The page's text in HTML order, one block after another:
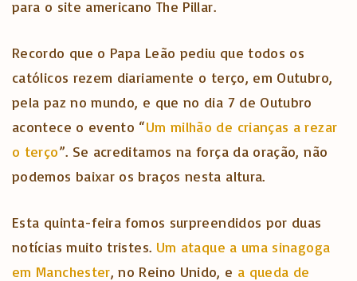
para o site americano The Pillar.
Recordo que o Papa Leão pediu que todos os
católicos rezem diariamente o terço, em Outubro,
pela paz no mundo, e que no dia 7 de Outubro
acontece o evento “Um milhão de crianças a rezar
o terço”. Se acreditamos na força da oração, não
podemos baixar os braços nesta altura.
Esta quinta-feira fomos surpreendidos por duas
notícias muito tristes. Um ataque a uma sinagoga
em Manchester, no Reino Unido, e a queda de